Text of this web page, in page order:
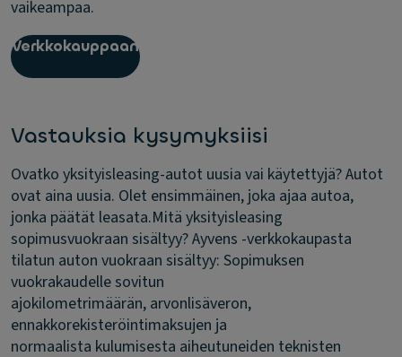
vaikeampaa.
Verkkokauppaan
Vastauksia kysymyksiisi
Ovatko yksityisleasing-autot uusia vai käytettyjä?Autot
ovat aina uusia. Olet ensimmäinen, joka ajaa autoa,
jonka päätät leasata.Mitä yksityisleasing
sopimusvuokraan sisältyy?Ayvens -verkkokaupasta
tilatun auton vuokraan sisältyy: Sopimuksen
vuokrakaudelle sovitun
ajokilometrimäärän, arvonlisäveron,
ennakkorekisteröintimaksujen ja
normaalista kulumisesta aiheutuneiden teknisten